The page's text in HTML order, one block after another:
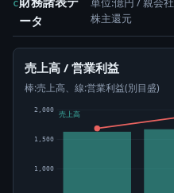
c
ータ
株主還元
売上高 / 営業利益
棒:売上高、線:営業利益(別目盛)
1,000
1,500
2,000
売上高